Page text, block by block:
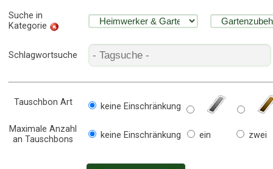
Suche in
Kategorie
Schlagwortsuche
Tauschbon Art keine Einschränkung
Maximale Anzahl
an Tauschbons
keine Einschränkung ein zwei